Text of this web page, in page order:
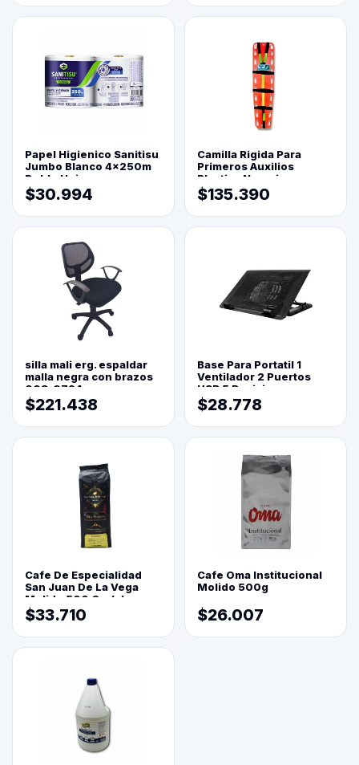
Papel Higienico Sanitisu
Jumbo Blanco 4x250m
Doble Hoja
$30.994
Camilla Rigida Para
Primeros Auxilios
Plastica Naranja
$135.390
silla mali erg. espaldar
malla negra con brazos
003-0794
$221.438
Base Para Portatil 1
Ventilador 2 Puertos
USB 5 Posiciones
$28.778
Cafe De Especialidad
San Juan De La Vega
Molido 500 Grs(=)
$33.710
Cafe Oma Institucional
Molido 500g
$26.007